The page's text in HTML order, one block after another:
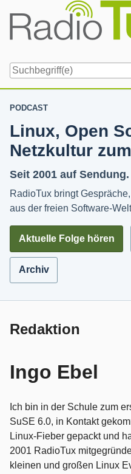
content
PODCAST
Linux, Open
Netzkultur
Seit 2001 auf Sendung.
RadioTux bringt
aus der freien Software-
Aktuelle Folge hören
Archiv
Redaktion
Ingo Ebel
Ich bin in der Schule zum
SuSE 6.0, in Kontakt
Linux-Fieber gepackt und
2001 RadioTux
kleinen und großen Linux